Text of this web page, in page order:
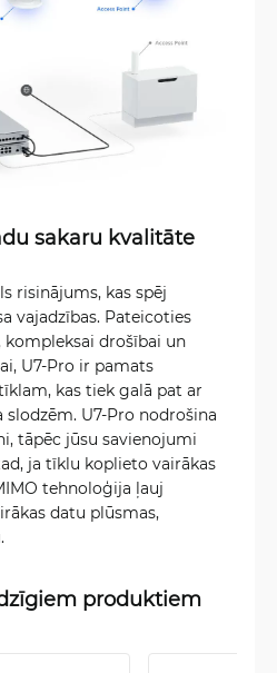
sakaru kvalitāte
risinājums, kas spēj
vajadzības. Pateicoties
kompleksai drošībai un
U7-Pro ir pamats
kas tiek galā pat ar
U7-Pro nodrošina
tāpēc jūsu savienojumi
ja tīklu koplieto vairākas
tehnoloģija ļauj
datu plūsmas,
produktiem